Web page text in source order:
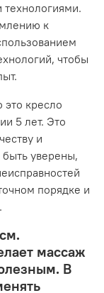
к
чтобы
это кресло
5 лет. Это
и
уверены,
порядке и
массаж
В